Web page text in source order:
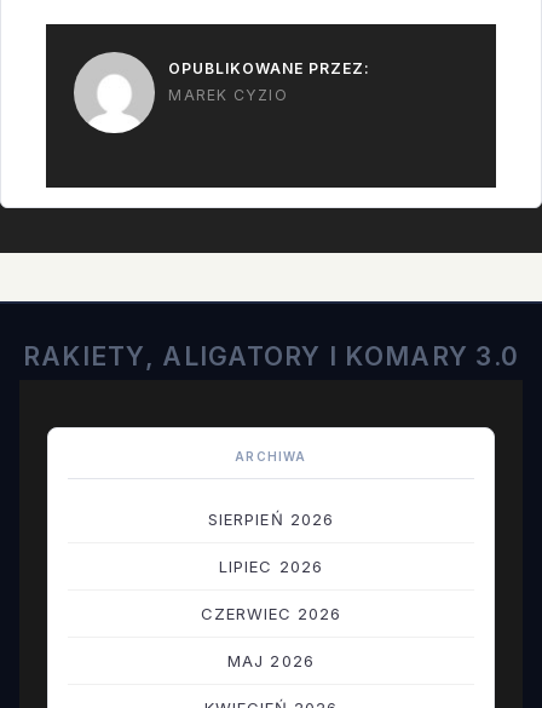
OPUBLIKOWANE PRZEZ:
MAREK CYZIO
RAKIETY, ALIGATORY I KOMARY 3.0
ARCHIWA
SIERPIEŃ 2026
LIPIEC 2026
CZERWIEC 2026
MAJ 2026